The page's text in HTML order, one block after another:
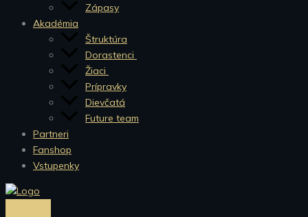
Zápasy
Akadémia
Štruktúra
Dorastenci
Žiaci
Prípravky
Dievčatá
Future team
Partneri
Fanshop
Vstupenky